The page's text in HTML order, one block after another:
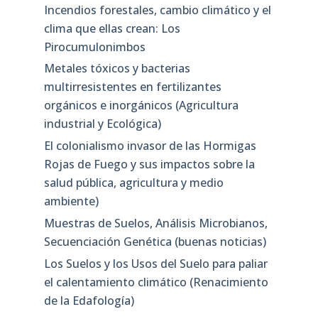
Incendios forestales, cambio climático y el
clima que ellas crean: Los
Pirocumulonimbos
Metales tóxicos y bacterias
multirresistentes en fertilizantes
orgánicos e inorgánicos (Agricultura
industrial y Ecológica)
El colonialismo invasor de las Hormigas
Rojas de Fuego y sus impactos sobre la
salud pública, agricultura y medio
ambiente)
Muestras de Suelos, Análisis Microbianos,
Secuenciación Genética (buenas noticias)
Los Suelos y los Usos del Suelo para paliar
el calentamiento climático (Renacimiento
de la Edafología)